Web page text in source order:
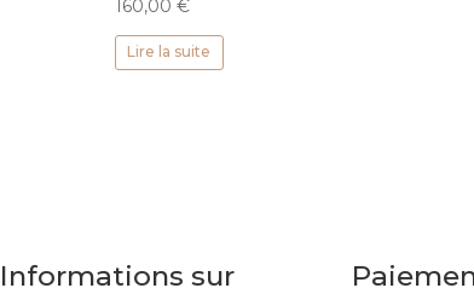
160,00 €
Lire la suite
Informations sur